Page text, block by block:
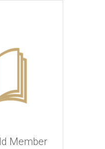
Member